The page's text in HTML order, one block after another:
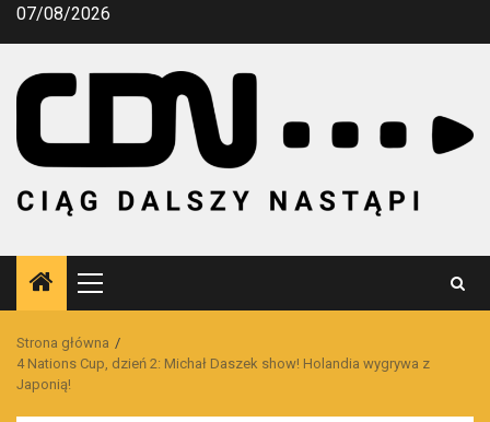
Przejdź
07/08/2026
Menu
główne
Strona główna
4 Nations Cup, dzień 2: Michał Daszek show! Holandia wygrywa z
Japonią!